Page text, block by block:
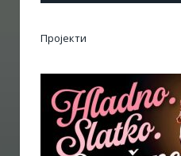
Пројекти